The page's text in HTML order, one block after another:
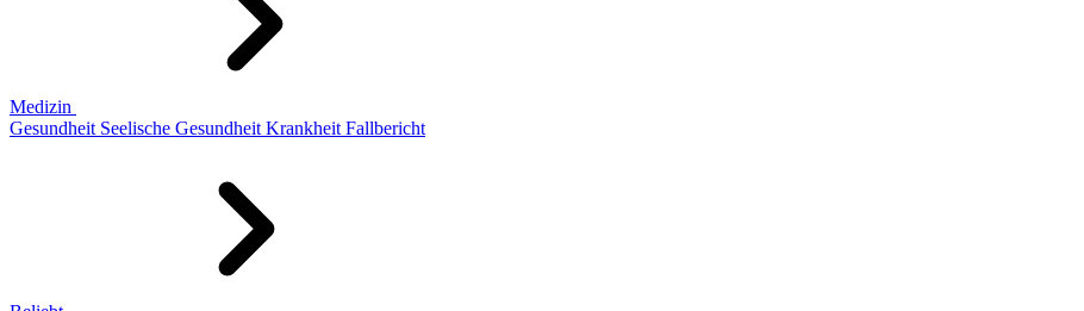
Medizin
Gesundheit Seelische Gesundheit Krankheit Fallbericht